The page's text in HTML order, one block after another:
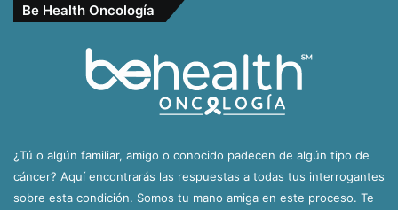
Be Health Oncología
¿Tú o algún familiar, amigo o conocido padecen de algún tipo de
cáncer? Aquí encontrarás las respuestas a todas tus interrogantes
sobre esta condición. Somos tu mano amiga en este proceso. Te